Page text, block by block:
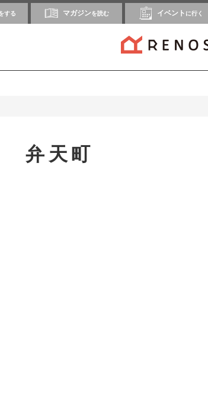
する マガジンを読む イベント に行く
弁天町